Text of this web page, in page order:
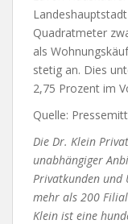
Quadratmeter
als
stetig an. Dies
2,75 Prozent im
Quelle:
Die Dr. Klein
unabhängiger
Privatkunden und
mehr als 200
Klein ist eine